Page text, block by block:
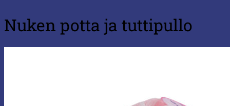
Nuken potta ja tuttipullo